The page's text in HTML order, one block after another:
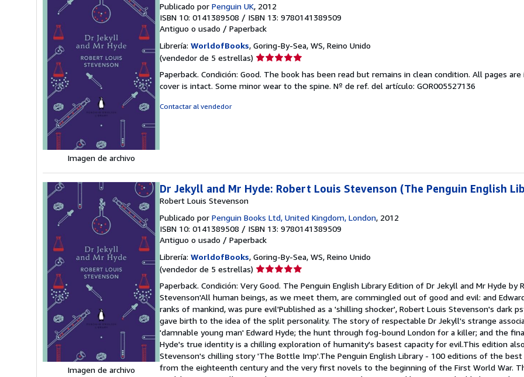
Imagen de archivo
Publicado por Penguin UK, 2012
ISBN 10: 0141389508 / ISBN 13: 9780141389509
Antiguo o usado / Paperback
Librería: WorldofBooks, Goring-By-Sea, WS, Reino Unido
(vendedor de 5 estrellas) Calificación
vendedor:
5
Paperback. Condición: Good. The book has been read but remains in clean condition. All pages
cover is intact. Some minor wear to the spine. Nº de ref. del artículo: GOR005527136
Contactar al vendedor
Imagen de archivo
Dr Jekyll and Mr Hyde: Robert Louis Stevenson (The Penguin English
Robert Louis Stevenson
Publicado por Penguin Books Ltd, United Kingdom, London, 2012
ISBN 10: 0141389508 / ISBN 13: 9780141389509
Antiguo o usado / Paperback
Librería: WorldofBooks, Goring-By-Sea, WS, Reino Unido
(vendedor de 5 estrellas) Calificación
vendedor:
5
de
5
estrellas
Paperback. Condición: Very Good. The Penguin English Library Edition of Dr Jekyll and Mr Hyde by
Stevenson'All human beings, as we meet them, are commingled out of good and evil: and
ranks of mankind, was pure evil'Published as a 'shilling shocker', Robert Louis Stevenson's dark
gave birth to the idea of the split personality. The story of respectable Dr Jekyll's strange
'damnable young man' Edward Hyde; the hunt through fog-bound London for a killer; and the
Hyde's true identity is a chilling exploration of humanity's basest capacity for evil.This edition
Stevenson's chilling story 'The Bottle Imp'.The Penguin English Library - 100 editions of the best
from the eighteenth century and the very first novels to the beginning of the First World War.